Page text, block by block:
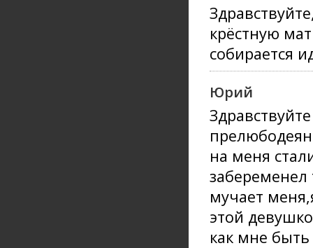
крёстную
собирается
Юрий
на меня
забеременел
мучает
этой
как мне